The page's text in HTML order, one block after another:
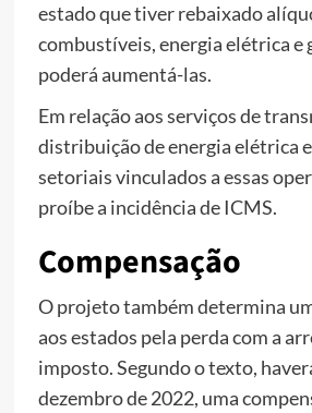
estado que tiver rebaixado
combustíveis, energia elétrica e
poderá aumentá-las.
Em relação aos serviços de
distribuição de energia elétrica
setoriais vinculados a essas
proíbe a incidência de ICMS.
Compensação
O projeto também determina
aos estados pela perda com a
imposto. Segundo o texto,
dezembro de 2022, uma